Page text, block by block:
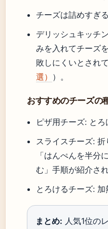
チーズは詰めすぎ
デリッシュキッチ
みを入れてチーズ
敗しにくいとされ
選） ）。
おすすめのチーズの
ピザ用チーズ: と
スライスチーズ:
「はんぺんを半分
む」手順が紹介さ
とろけるチーズ: 加
まとめ: 人気1位の